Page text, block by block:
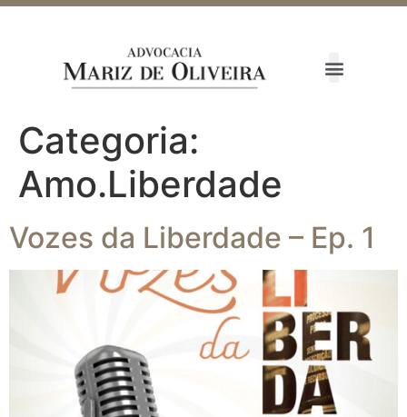
Categoria:
Amo.Liberdade
Vozes da Liberdade – Ep. 1